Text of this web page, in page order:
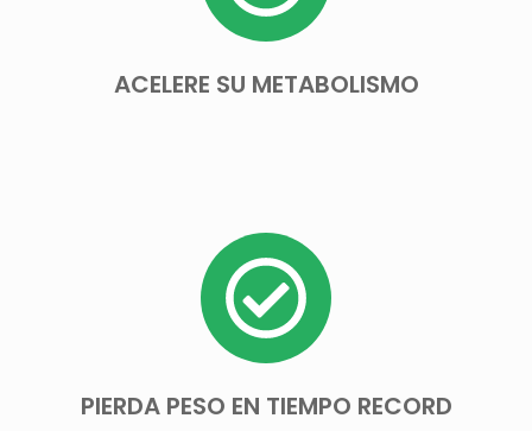
ACELERE SU METABOLISMO
PIERDA PESO EN TIEMPO RECORD